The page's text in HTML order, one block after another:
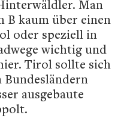
Man
B kaum über einen
oder speziell in
wichtig und
Tirol sollte sich
Bundesländern
ausgebaute